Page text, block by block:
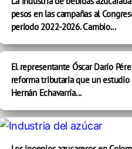
pesos en las campañas al
periodo 2022-2026. Cambio...
El representante Óscar Darío
reforma tributaria que un
Hernán Echavarría...